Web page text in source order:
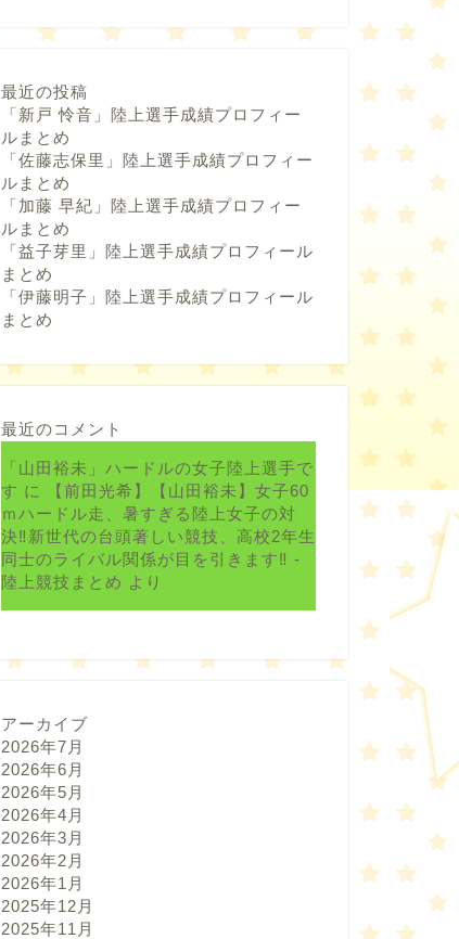
最近の投稿
「新戸 怜音」陸上選手成績プロフィー
ルまとめ
「佐藤志保里」陸上選手成績プロフィー
ルまとめ
「加藤 早紀」陸上選手成績プロフィー
ルまとめ
「益子芽里」陸上選手成績プロフィール
まとめ
「伊藤明子」陸上選手成績プロフィール
まとめ
最近のコメント
「山田裕未」ハードルの女子陸上選手で
す に
【前田光希】【山田裕未】女子60
ｍハードル走、暑すぎる陸上女子の対
決‼新世代の台頭著しい競技、高校2年生
同士のライバル関係が目を引きます‼ -
陸上競技まとめ より
アーカイブ
2026年7月
2026年6月
2026年5月
2026年4月
2026年3月
2026年2月
2026年1月
2025年12月
2025年11月